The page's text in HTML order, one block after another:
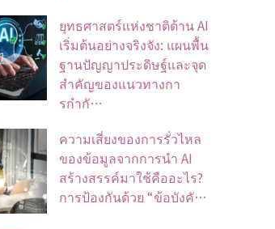
ยุทธศาสตร์แห่งชาติด้าน AI
เริ่มต้นอย่างจริงจัง: แผนพื้น
ฐานปัญญาประดิษฐ์และจุด
สำคัญของแนวทางกา
รกำกั…
ความเสี่ยงของการรั่วไหล
ของข้อมูลจากการนำ AI
สร้างสรรค์มาใช้คืออะไร?
การป้องกันด้วย “ข้อบังคั…